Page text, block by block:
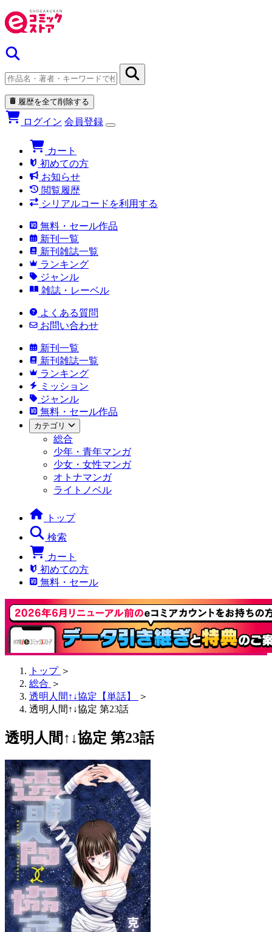
履歴を全て削除する
ログイン 会員登録
カート
初めての方
お知らせ
閲覧履歴
シリアルコードを利用する
無料・セール作品
新刊一覧
新刊雑誌一覧
ランキング
ジャンル
雑誌・レーベル
よくある質問
お問い合わせ
新刊一覧
新刊雑誌一覧
ランキング
ミッション
ジャンル
無料・セール作品
カテゴリ
総合
少年・青年マンガ
少女・女性マンガ
オトナマンガ
ライトノベル
トップ
検索
カート
初めての方
無料・セール
トップ ＞
総合 ＞
透明人間↑↓協定【単話】
＞
透明人間↑↓協定 第23話
透明人間↑↓協定 第23話